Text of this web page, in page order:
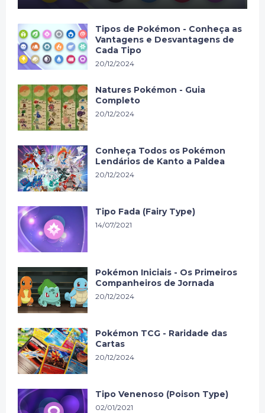
Tipos de Pokémon - Conheça as
Vantagens e Desvantagens de
Cada Tipo
20/12/2024
Natures Pokémon - Guia
Completo
20/12/2024
Conheça Todos os Pokémon
Lendários de Kanto a Paldea
20/12/2024
Tipo Fada (Fairy Type)
14/07/2021
Pokémon Iniciais - Os Primeiros
Companheiros de Jornada
20/12/2024
Pokémon TCG - Raridade das
Cartas
20/12/2024
Tipo Venenoso (Poison Type)
02/01/2021